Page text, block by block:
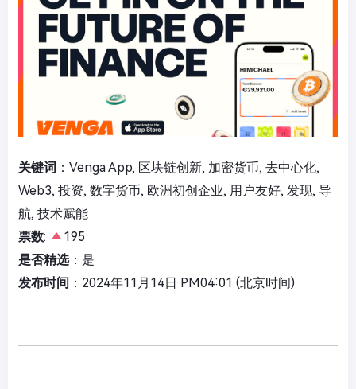
关键词 ：Venga App, 区块链创新, 加密货币, 去中心化,
Web3, 投资, 数字货币, 欧洲初创企业, 用户友好, 发现, 导
航, 技术赋能
票数:
195
是否精选：是
发布时间 ：2024年11月14日 PM04:01 (北京时间)